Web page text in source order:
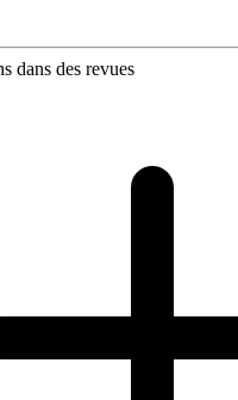
dans des revues